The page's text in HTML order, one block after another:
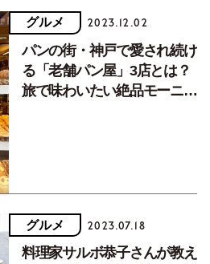
グルメ 2023.12.02
パンの街・神戸で愛され続け
る「老舗パン屋」3店とは？
旅で味わいたい絶品モーニン
グルメ 2023.07.18
料理家サルボ恭子さんが教え